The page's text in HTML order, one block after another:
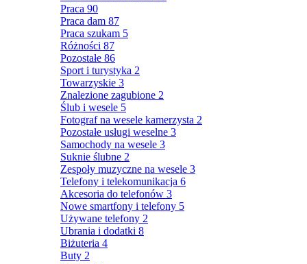
Praca 90
Praca dam 87
Praca szukam 5
Różności 87
Pozostałe 86
Sport i turystyka 2
Towarzyskie 3
Znalezione zagubione 2
Ślub i wesele 5
Fotograf na wesele kamerzysta 2
Pozostałe usługi weselne 3
Samochody na wesele 3
Suknie ślubne 2
Zespoły muzyczne na wesele 3
Telefony i telekomunikacja 6
Akcesoria do telefonów 3
Nowe smartfony i telefony 5
Używane telefony 2
Ubrania i dodatki 8
Biżuteria 4
Buty 2